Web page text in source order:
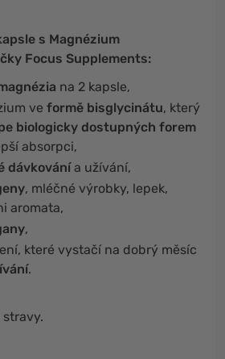
s Magnézium
Focus Supplements:
na 2 kapsle,
ve formě bisglycinátu, který
biologicky dostupných forem
absorpci,
dávkovánía užívání,
, mléčné výrobky, lepek,
aromata,
,
které vystačí na dobrý měsíc
.